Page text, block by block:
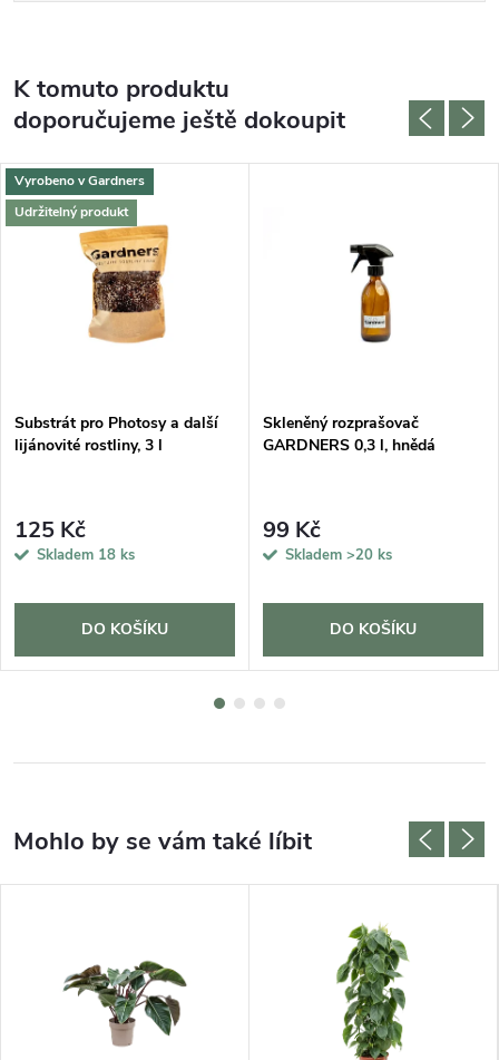
K tomuto produktu
doporučujeme ještě dokoupit
Vyrobeno v Gardners
Udržitelný produkt
Substrát pro Photosy a další
lijánovité rostliny, 3 l
125 Kč
Skladem 18 ks
DO KOŠÍKU
Skleněný rozprašovač
GARDNERS 0,3 l, hnědá
99 Kč
Skladem >20 ks
DO KOŠÍKU